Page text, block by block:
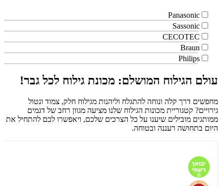
Panasonic
Sassonic
CECOTEC
Braun
Philips
עולם הגילוח המושלם: מכונת גילוח לכל גבר!
מחפשים דרך קלה ונוחה להתגלח וליהנות מגילוח חלק, צמוד ונטול
גירויים? קטגוריית מכונות הגילוח שלנו מציעה מגוון רחב של דגמים
ממותגים מובילים שיענו על כל הצרכים שלכם, ויאפשרו לכם להתחיל את
היום בתחושה רעננה ובטוחה.